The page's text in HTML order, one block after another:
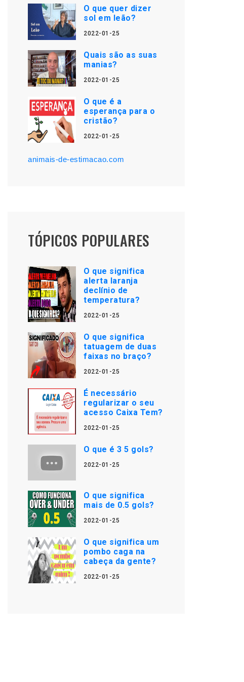
O que quer dizer
sol em leão?
2022-01-25
Quais são as suas
manias?
2022-01-25
O que é a
esperança para o
cristão?
2022-01-25
animais-de-estimacao.com
TÓPICOS POPULARES
O que significa
alerta laranja
declínio de
temperatura?
2022-01-25
O que significa
tatuagem de duas
faixas no braço?
2022-01-25
É necessário
regularizar o seu
acesso Caixa Tem?
2022-01-25
O que é 3 5 gols?
2022-01-25
O que significa
mais de 0.5 gols?
2022-01-25
O que significa um
pombo caga na
cabeça da gente?
2022-01-25